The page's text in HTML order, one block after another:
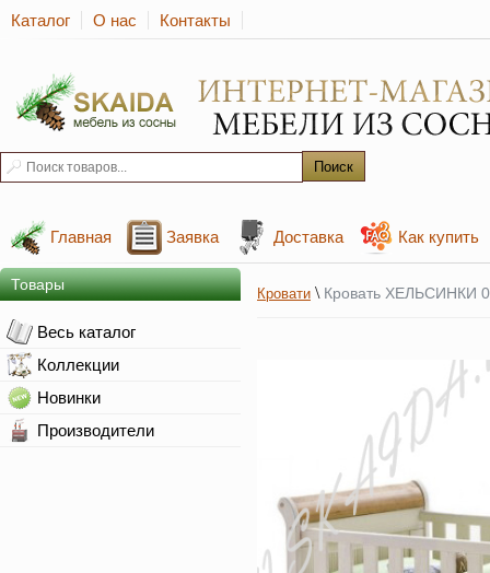
Каталог О нас Контакты
Главная Заявка Доставка Как купить
Товары
Весь каталог
Коллекции
Новинки
Производители
Кровати \ Кровать ХЕЛЬСИНКИ